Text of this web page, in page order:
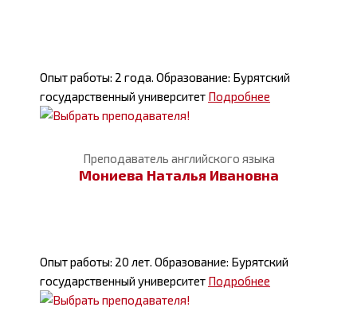
Опыт работы: 2 года. Образование: Бурятский
государственный университет Подробнее
Преподаватель английского языка
Мониева Наталья Ивановна
Опыт работы: 20 лет. Образование: Бурятский
государственный университет Подробнее